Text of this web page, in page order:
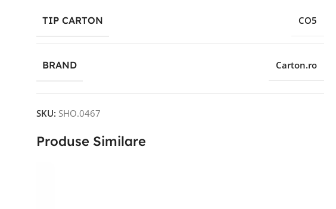
TIP CARTON CO5
BRAND Carton.ro
SKU: SHO.0467
Produse Similare